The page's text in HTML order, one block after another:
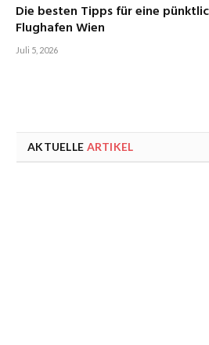
Die besten Tipps für eine
Flughafen Wien
Juli 5, 2026
AKTUELLE ARTIKEL